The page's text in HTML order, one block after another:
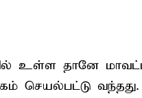
உள்ள தானே
செயல்பட்டு